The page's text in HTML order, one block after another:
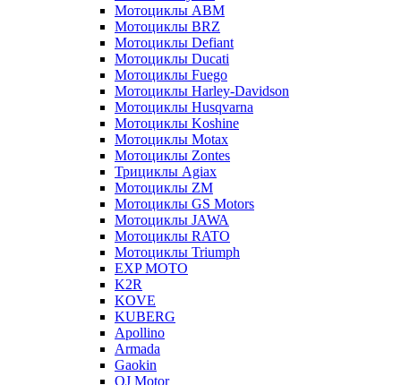
Мотоциклы ABM
Мотоциклы BRZ
Мотоциклы Defiant
Мотоциклы Ducati
Мотоциклы Fuego
Мотоциклы Harley-Davidson
Мотоциклы Husqvarna
Мотоциклы Koshine
Мотоциклы Motax
Мотоциклы Zontes
Трициклы Agiax
Мотоциклы ZM
Мотоциклы GS Motors
Мотоциклы JAWA
Мотоциклы RATO
Мотоциклы Triumph
EXP MOTO
K2R
KOVE
KUBERG
Apollino
Armada
Gaokin
QJ Motor